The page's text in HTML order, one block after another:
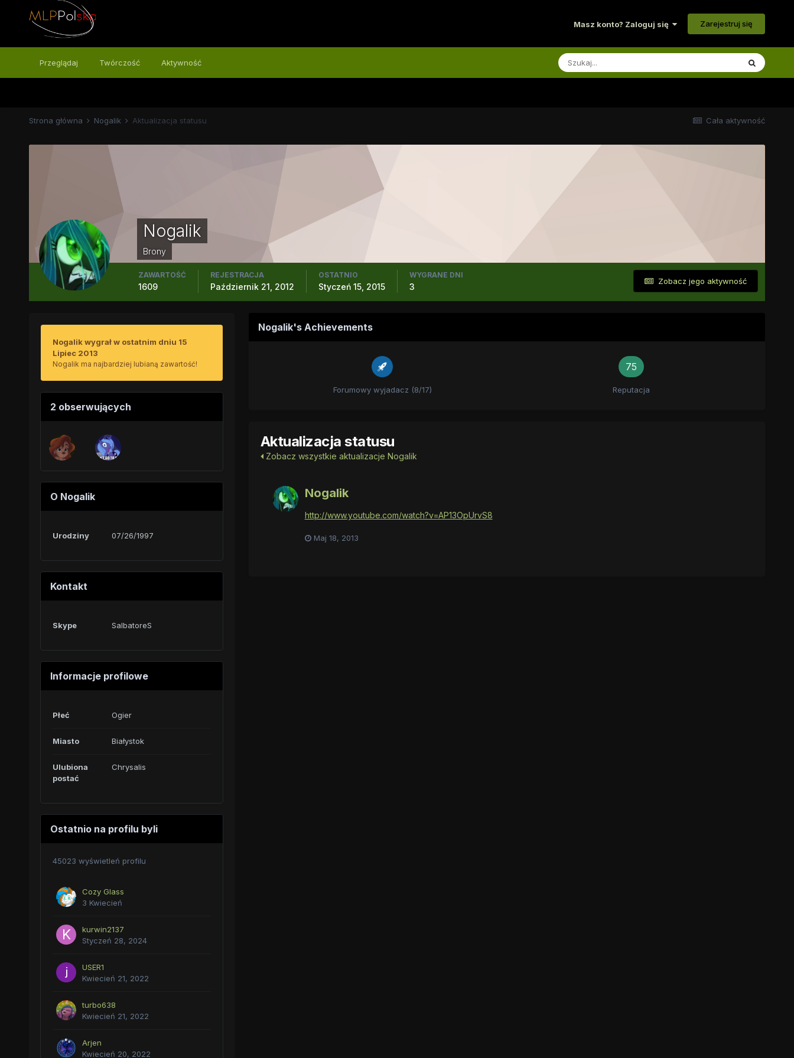
Masz konto? Zaloguj się Zarejestruj się
Przeglądaj Twórczość Aktywność
Cała aktywność
Strona główna Nogalik Aktualizacja statusu
Nogalik
Brony
Zobacz jego aktywność
ZAWARTOŚĆ
1609
REJESTRACJA
Październik 21, 2012
OSTATNIO
Styczeń 15, 2015
WYGRANE DNI
3
Nogalik wygrał w ostatnim dniu 15
Lipiec 2013
Nogalik ma najbardziej lubianą zawartość!
2 obserwujących
O Nogalik
Urodziny 07/26/1997
Kontakt
Skype SalbatoreS
Informacje profilowe
Płeć Ogier
Miasto Białystok
Ulubiona
postać
Chrysalis
Ostatnio na profilu byli
45023 wyświetleń profilu
Cozy Glass
3 Kwiecień
kurwin2137
Styczeń 28, 2024
USER1
Kwiecień 21, 2022
turbo638
Kwiecień 21, 2022
Arjen
Kwiecień 20, 2022
Nogalik's Achievements
Forumowy wyjadacz (8/17)
75
Reputacja
Aktualizacja statusu
Zobacz wszystkie aktualizacje Nogalik
Nogalik
http://www.youtube.com/watch?v=AP13OpUrvS8
Maj 18, 2013